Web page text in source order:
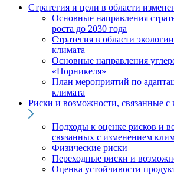
Стратегия и цели в области
Основные направления
роста до 2030 года
Стратегия в области
климата
Основные направления
«Норникеля»
План мероприятий по
климата
Риски и возможности, связанные с
Подходы к оценке рисков и
связанных с изменением
Физические риски
Переходные риски и
Оценка устойчивости